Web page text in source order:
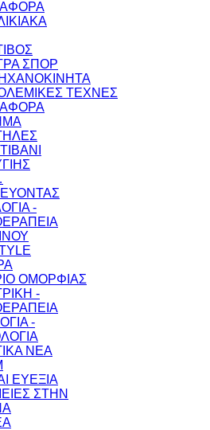
ΣΠΟΡ
ΤΕΧΝΕΣ
-
ΟΜΟΡΦΙΑΣ
-
-
ΝΕΑ
ΕΥΕΞΙΑ
ΣΤΗΝ